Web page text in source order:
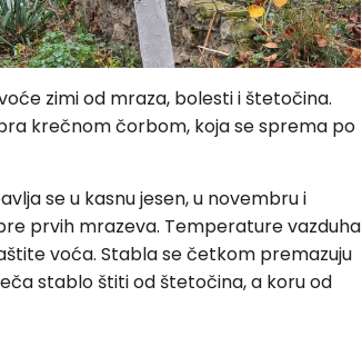
zimi od mraza, bolesti i štetočina.
krečnom čorbom, koja se sprema po
se u kasnu jesen, u novembru i
prvih mrazeva. Temperature vazduha
voća. Stabla se četkom premazuju
stablo štiti od štetočina, a koru od